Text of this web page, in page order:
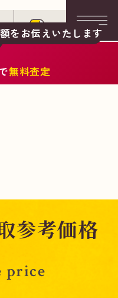
をお伝えいたします
無料査定
参考価格
price